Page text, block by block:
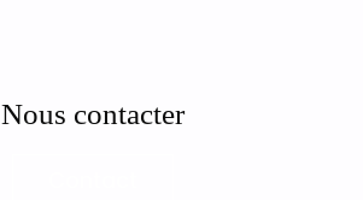
Nous contacter